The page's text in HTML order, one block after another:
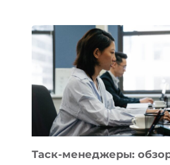
БИЗНЕСА:
КАКИЕ
3
ЗАДАЧИ
ЕМУ
МОЖНО
ПОРУЧИТЬ
УЖЕ
СЕГОДНЯ
Таск-менеджеры: